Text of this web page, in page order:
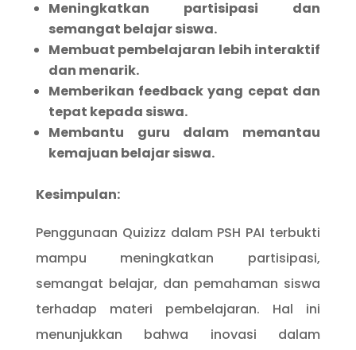
Meningkatkan partisipasi dan
semangat belajar siswa.
Membuat pembelajaran lebih interaktif
dan menarik.
Memberikan feedback yang cepat dan
tepat kepada siswa.
Membantu guru dalam memantau
kemajuan belajar siswa.
Kesimpulan:
Penggunaan Quizizz dalam PSH PAI terbukti
mampu meningkatkan partisipasi,
semangat belajar, dan pemahaman siswa
terhadap materi pembelajaran. Hal ini
menunjukkan bahwa inovasi dalam